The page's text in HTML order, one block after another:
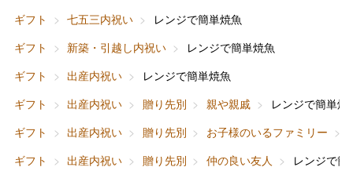
ギフト
七五三内祝い
レンジで簡単焼魚
ギフト
新築・引越し内祝い
レンジで簡単焼魚
ギフト
出産内祝い
レンジで簡単焼魚
ギフト
出産内祝い 贈り先別 親や親戚
レンジで簡単焼
ギフト
出産内祝い 贈り先別 お子様のいるファミリー
ギフト
出産内祝い 贈り先別 仲の良い友人
レンジで簡
フード＆スイーツ
バレンタインチョコレート
ホワイトデー
母の日